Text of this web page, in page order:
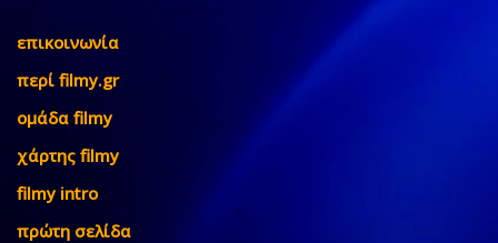
επικοινωνία
περί filmy.gr
ομάδα filmy
χάρτης filmy
filmy intro
πρώτη σελίδα